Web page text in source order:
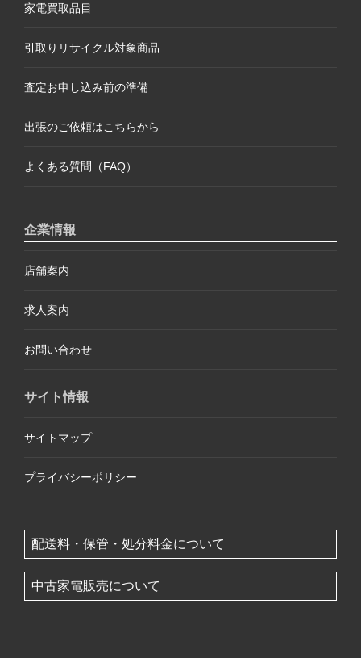
家電買取品目
引取りリサイクル対象商品
査定お申し込み前の準備
出張のご依頼はこちらから
よくある質問（FAQ）
企業情報
店舗案内
求人案内
お問い合わせ
サイト情報
サイトマップ
プライバシーポリシー
配送料・保管・処分料金について
中古家電販売について